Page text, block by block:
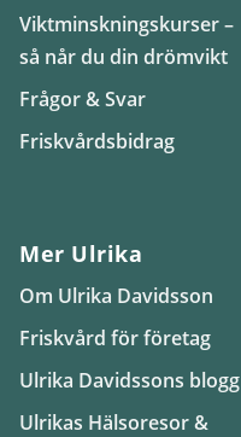
Viktminskningskurser –
så når du din drömvikt
Frågor & Svar
Friskvårdsbidrag
Mer Ulrika
Om Ulrika Davidsson
Friskvård för företag
Ulrika Davidssons blogg
Ulrikas Hälsoresor &